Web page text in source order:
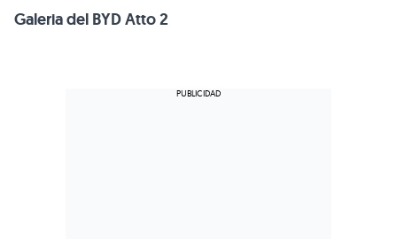
Galeria del BYD Atto 2